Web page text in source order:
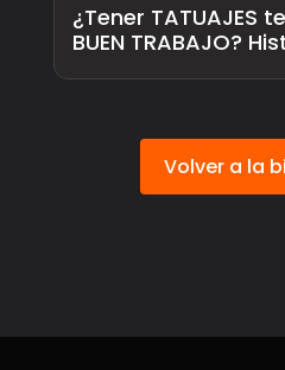
¿Tener TATUAJES
BUEN TRABAJO?
Volver a la